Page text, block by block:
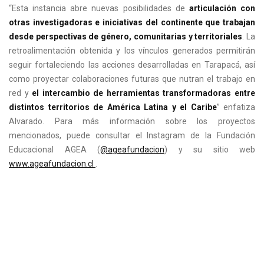
“Esta instancia abre nuevas posibilidades de articulación con
otras investigadoras e iniciativas del continente que trabajan
desde perspectivas de género, comunitarias y territoriales . La
retroalimentación obtenida y los vínculos generados permitirán
seguir fortaleciendo las acciones desarrolladas en Tarapacá, así
como proyectar colaboraciones futuras que nutran el trabajo en
red y el intercambio de herramientas transformadoras entre
distintos territorios de América Latina y el Caribe” enfatiza
Alvarado. Para más información sobre los proyectos
mencionados, puede consultar el Instagram de la Fundación
Educacional AGEA (@ageafundacion) y su sitio web
www.ageafundacion.cl